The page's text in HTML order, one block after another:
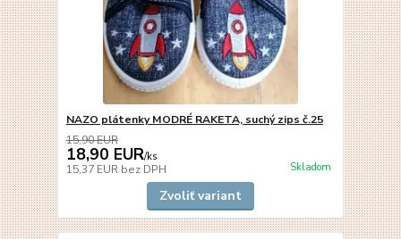
NAZO plátenky MODRÉ RAKETA, suchý zips č.25
15,90 EUR
18,90 EUR/ks
15,37 EUR bez DPH Skladom
Zvoliť variant